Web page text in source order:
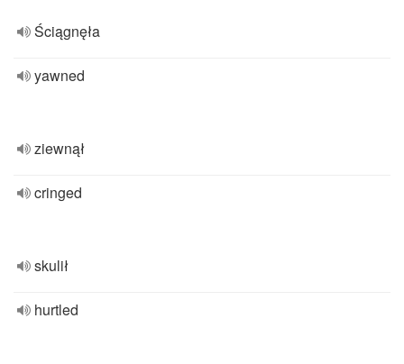
Ściągnęła
yawned
ziewnął
cringed
skulił
hurtled